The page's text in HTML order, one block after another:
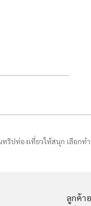
ปท่องเที่ยวให้สนุก เลือกท
ลูกค้า